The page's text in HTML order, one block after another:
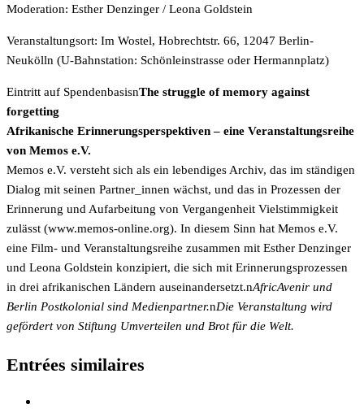
Moderation: Esther Denzinger / Leona Goldstein
Veranstaltungsort: Im Wostel, Hobrechtstr. 66, 12047 Berlin-
Neukölln (U-Bahnstation: Schönleinstrasse oder Hermannplatz)
Eintritt auf SpendenbasisnThe struggle of memory against
forgetting
Afrikanische Erinnerungsperspektiven – eine Veranstaltungsreihe
von Memos e.V.
Memos e.V. versteht sich als ein lebendiges Archiv, das im ständigen
Dialog mit seinen Partner_innen wächst, und das in Prozessen der
Erinnerung und Aufarbeitung von Vergangenheit Vielstimmigkeit
zulässt (www.memos-online.org). In diesem Sinn hat Memos e.V.
eine Film- und Veranstaltungsreihe zusammen mit Esther Denzinger
und Leona Goldstein konzipiert, die sich mit Erinnerungsprozessen
in drei afrikanischen Ländern auseinandersetzt.nAfricAvenir und
Berlin Postkolonial sind Medienpartner.nDie Veranstaltung wird
gefördert von Stiftung Umverteilen und Brot für die Welt.
Entrées similaires